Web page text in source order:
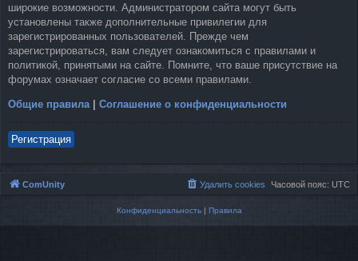
широкие возможности. Администратором сайта могут быть
установлены также дополнительные привилегии для
зарегистрированных пользователей. Прежде чем
зарегистрироваться, вам следует ознакомиться с правилами и
политикой, принятыми на сайте. Помните, что ваше присутствие на
форумах означает согласие со всеми правилами.
Общие правила | Соглашение о конфиденциальности
Регистрация
ComUnity Часовой пояс: UTC
Удалить cookies
Конфиденциальность| Правила